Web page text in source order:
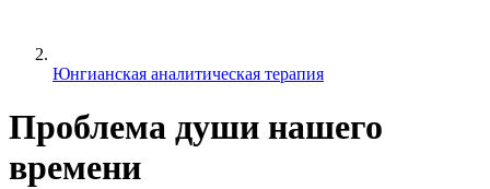
Юнгианская аналитическая терапия
Проблема души нашего
времени